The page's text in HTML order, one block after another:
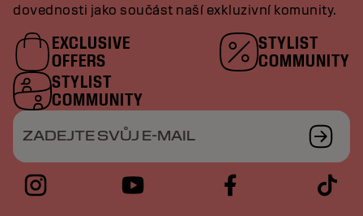
dovednosti jako součást naší exkluzivní komunity.
EXCLUSIVE
OFFERS
STYLIST
COMMUNITY
STYLIST
COMMUNITY
ZADEJTE SVŮJ E-MAIL